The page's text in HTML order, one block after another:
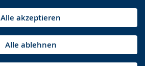
Alle akzeptieren
Alle ablehnen